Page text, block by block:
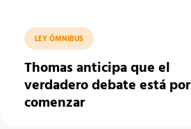
LEY ÓMNIBUS
Thomas anticipa que el
verdadero debate está por
comenzar